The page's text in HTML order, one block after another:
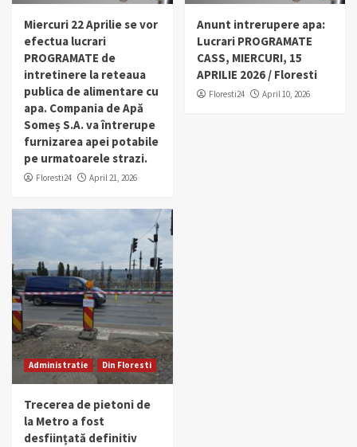
Miercuri 22 Aprilie se vor
efectua lucrari
PROGRAMATE de
intretinere la reteaua
publica de alimentare cu
apa. Compania de Apă
Someș S.A. va întrerupe
furnizarea apei potabile
pe urmatoarele strazi.
Floresti24 April 21, 2026
Anunt intrerupere apa:
Lucrari PROGRAMATE
CASS, MIERCURI, 15
APRILIE 2026 / Floresti
Floresti24 April 10, 2026
Administratie Din Floresti
Trecerea de pietoni de
la Metro a fost
desființată definitiv